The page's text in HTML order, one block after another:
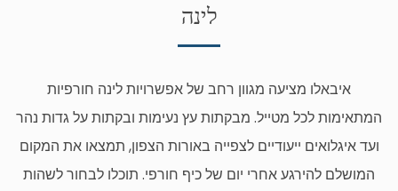
לינה
איבאלו מציעה מגוון רחב של אפשרויות לינה חורפיות
המתאימות לכל מטייל. מבקתות עץ נעימות ובקתות על גדות נהר
ועד איגלואים ייעודיים לצפייה באורות הצפון, תמצאו את המקום
המושלם להירגע אחרי יום של כיף חורפי. תוכלו לבחור לשהות